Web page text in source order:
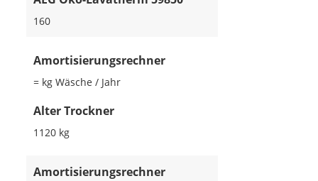
160
Amortisierungsrechner
= kg Wäsche / Jahr
Alter Trockner
1120 kg
Amortisierungsrechner